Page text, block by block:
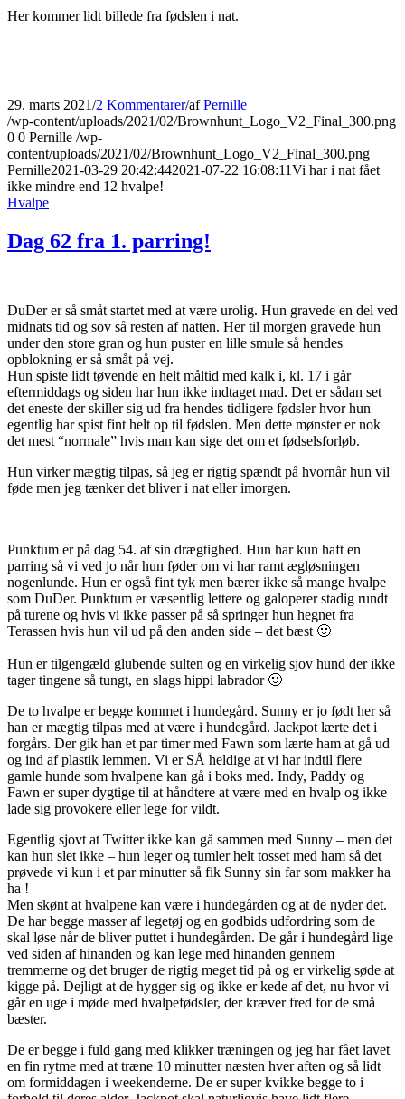
Her kommer lidt billede fra fødslen i nat.
29. marts 2021/2 Kommentarer/afPernille
/wp-content/uploads/2021/02/Brownhunt_Logo_V2_Final_300.png
0 0 Pernille /wp-
content/uploads/2021/02/Brownhunt_Logo_V2_Final_300.png
Pernille2021-03-29 20:42:442021-07-22 16:08:11Vi har i nat fået
ikke mindre end 12 hvalpe!
Hvalpe
Dag 62 fra 1. parring!
DuDer er så småt startet med at være urolig. Hun gravede en del ved
midnats tid og sov så resten af natten. Her til morgen gravede hun
under den store gran og hun puster en lille smule så hendes
opblokning er så småt på vej.
Hun spiste lidt tøvende en helt måltid med kalk i, kl. 17 i går
eftermiddags og siden har hun ikke indtaget mad. Det er sådan set
det eneste der skiller sig ud fra hendes tidligere fødsler hvor hun
egentlig har spist fint helt op til fødslen. Men dette mønster er nok
det mest “normale” hvis man kan sige det om et fødselsforløb.
Hun virker mægtig tilpas, så jeg er rigtig spændt på hvornår hun vil
føde men jeg tænker det bliver i nat eller imorgen.
Punktum er på dag 54. af sin drægtighed. Hun har kun haft en
parring så vi ved jo når hun føder om vi har ramt ægløsningen
nogenlunde. Hun er også fint tyk men bærer ikke så mange hvalpe
som DuDer. Punktum er væsentlig lettere og galoperer stadig rundt
på turene og hvis vi ikke passer på så springer hun hegnet fra
Terassen hvis hun vil ud på den anden side – det bæst 🙂
Hun er tilgengæld glubende sulten og en virkelig sjov hund der ikke
tager tingene så tungt, en slags hippi labrador 🙂
De to hvalpe er begge kommet i hundegård. Sunny er jo født her så
han er mægtig tilpas med at være i hundegård. Jackpot lærte det i
forgårs. Der gik han et par timer med Fawn som lærte ham at gå ud
og ind af plastik lemmen. Vi er SÅ heldige at vi har indtil flere
gamle hunde som hvalpene kan gå i boks med. Indy, Paddy og
Fawn er super dygtige til at håndtere at være med en hvalp og ikke
lade sig provokere eller lege for vildt.
Egentlig sjovt at Twitter ikke kan gå sammen med Sunny – men det
kan hun slet ikke – hun leger og tumler helt tosset med ham så det
prøvede vi kun i et par minutter så fik Sunny sin far som makker ha
ha !
Men skønt at hvalpene kan være i hundegården og at de nyder det.
De har begge masser af legetøj og en godbids udfordring som de
skal løse når de bliver puttet i hundegården. De går i hundegård lige
ved siden af hinanden og kan lege med hinanden gennem
tremmerne og det bruger de rigtig meget tid på og er virkelig søde at
kigge på. Dejligt at de hygger sig og ikke er kede af det, nu hvor vi
går en uge i møde med hvalpefødsler, der kræver fred for de små
bæster.
De er begge i fuld gang med klikker træningen og jeg har fået lavet
en fin rytme med at træne 10 minutter næsten hver aften og så lidt
om formiddagen i weekenderne. De er super kvikke begge to i